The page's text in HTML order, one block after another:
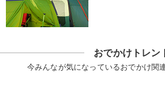
おでかけトレン
今みんなが気になっているおでかけ関